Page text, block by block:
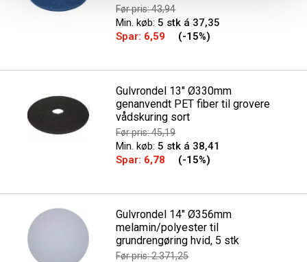
Før pris: 43,94
Min. køb: 5 stk á 37,35
Spar: 6,59 (-15%)
Gulvrondel 13" Ø330mm
genanvendt PET fiber til grovere
vådskuring sort
Før pris: 45,19
Min. køb: 5 stk á 38,41
Spar: 6,78 (-15%)
Gulvrondel 14" Ø356mm
melamin/polyester til
grundrengøring hvid, 5 stk
Før pris: 2.371,25